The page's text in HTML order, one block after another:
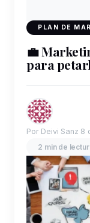
PLAN DE
💼
para
Por Deivi Sanz 8
2 min de